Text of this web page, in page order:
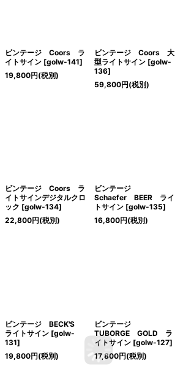
ビンテージ Coors ラ
イトサイン [golw-141]
19,800円(税別)
ビンテージ Coors 大
型ライトサイン [golw-
136]
59,800円(税別)
ビンテージ Coors ラ
イトサインデジタルクロ
ック [golw-134]
22,800円(税別)
ビンテージ
Schaefer BEER ライ
トサイン [golw-135]
16,800円(税別)
ビンテージ BECK'S
ライトサイン [golw-
131]
19,800円(税別)
ビンテージ
TUBORGE GOLD ラ
イトサイン [golw-127]
17,800円(税別)